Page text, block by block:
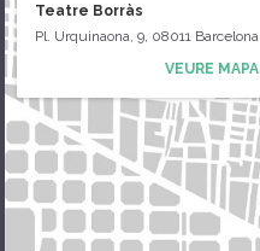
Teatre Borràs
Pl. Urquinaona, 9, 08011 Barcelona
VEURE MAPA